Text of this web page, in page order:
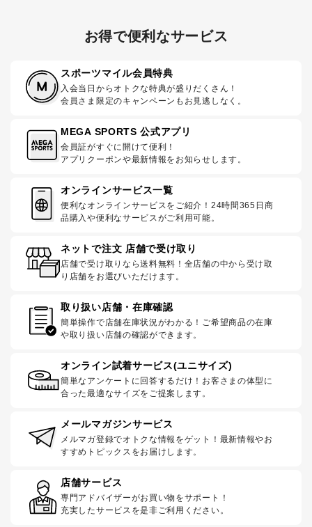
お得で便利なサービス
スポーツマイル会員特典
入会当日からオトクな特典が盛りだくさん！
会員さま限定のキャンペーンもお見逃しなく。
MEGA SPORTS 公式アプリ
会員証がすぐに開けて便利！
アプリクーポンや最新情報をお知らせします。
オンラインサービス一覧
便利なオンラインサービスをご紹介！24時間365日商
品購入や便利なサービスがご利用可能。
ネットで注文 店舗で受け取り
店舗で受け取りなら送料無料！全店舗の中から受け取
り店舗をお選びいただけます。
取り扱い店舗・在庫確認
簡単操作で店舗在庫状況がわかる！ご希望商品の在庫
や取り扱い店舗の確認ができます。
オンライン試着サービス(ユニサイズ)
簡単なアンケートに回答するだけ！お客さまの体型に
合った最適なサイズをご提案します。
メールマガジンサービス
メルマガ登録でオトクな情報をゲット！最新情報やお
すすめトピックスをお届けします。
店舗サービス
専門アドバイザーがお買い物をサポート！
充実したサービスを是非ご利用ください。